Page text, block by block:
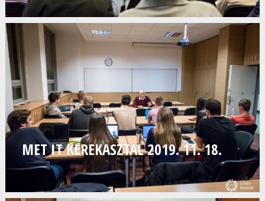
MET IT KEREKASZTAL 2019. 11. 18.